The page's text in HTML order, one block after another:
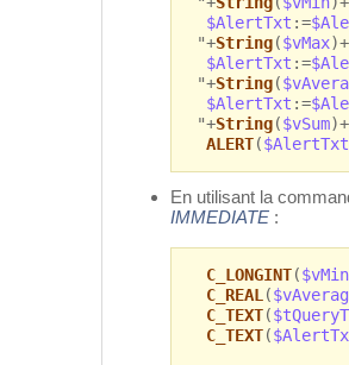
$AlertTxt :=
"+String($vMax)+
$AlertTxt :=
"+String(
$AlertTxt :=
"+String($vSum)+
ALERT($AlertTxt
En utilisant la
IMMEDIATE :
C_LONGINT($vMin
C_REAL (
C_TEXT(
C_TEXT(